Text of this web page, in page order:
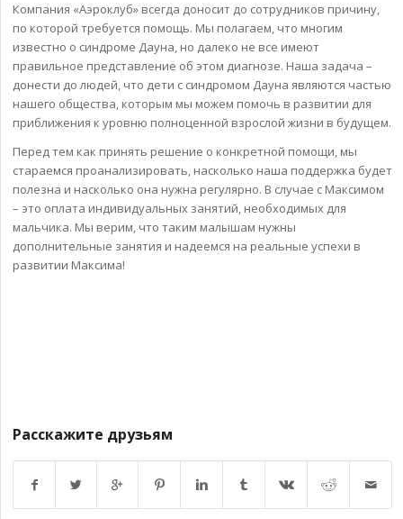
Компания «Аэроклуб» всегда доносит до сотрудников причину,
по которой требуется помощь. Мы полагаем, что многим
известно о синдроме Дауна, но далеко не все имеют
правильное представление об этом диагнозе. Наша задача –
донести до людей, что дети с синдромом Дауна являются частью
нашего общества, которым мы можем помочь в развитии для
приближения к уровню полноценной взрослой жизни в будущем.
Перед тем как принять решение о конкретной помощи, мы
стараемся проанализировать, насколько наша поддержка будет
полезна и насколько она нужна регулярно. В случае с Максимом
– это оплата индивидуальных занятий, необходимых для
мальчика. Мы верим, что таким малышам нужны
дополнительные занятия и надеемся на реальные успехи в
развитии Максима!
Расскажите друзьям
Возврат к списку